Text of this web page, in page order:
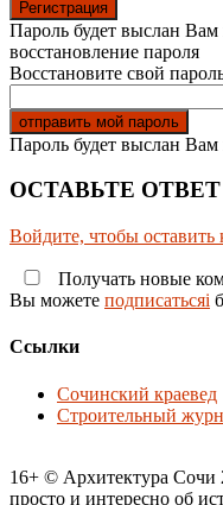
Пароль будет выслан Вам
восстановление пароля
Восстановите свой
Пароль будет выслан Вам
ОСТАВЬТЕ ОТВЕТ
Войдите, чтобы оставить
Получать новые
Вы можете подписатьсяi
Ссылки
Сочинский краевед
Строительный
16+ © Архитектура Сочи
просто и интересно об